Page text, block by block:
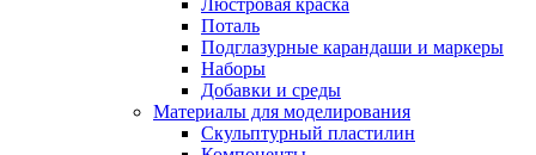
Люстровая краска
Поталь
Подглазурные карандаши и маркеры
Наборы
Добавки и среды
Материалы для моделирования
Скульптурный пластилин